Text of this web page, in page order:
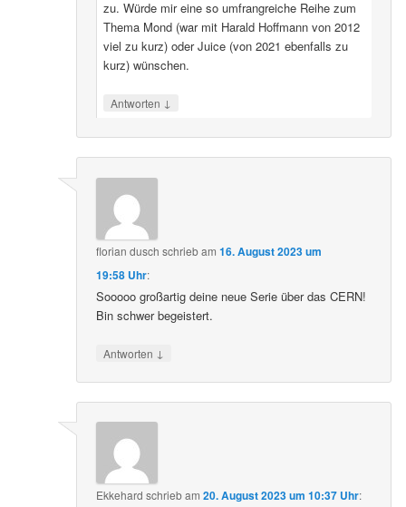
zu. Würde mir eine so umfrangreiche Reihe zum
Thema Mond (war mit Harald Hoffmann von 2012
viel zu kurz) oder Juice (von 2021 ebenfalls zu
kurz) wünschen.
Antworten ↓
florian dusch schriebam16. August 2023 um
19:58 Uhr:
Sooooo großartig deine neue Serie über das CERN!
Bin schwer begeistert.
Antworten ↓
Ekkehard schriebam20. August 2023 um 10:37 Uhr: